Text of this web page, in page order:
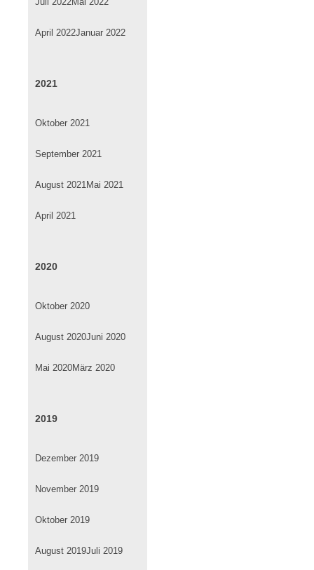
April 2022Januar 2022
2021
Oktober 2021
September 2021
August 2021Mai 2021
April 2021
2020
Oktober 2020
August 2020Juni 2020
Mai 2020März 2020
2019
Dezember 2019
November 2019
Oktober 2019
August 2019Juli 2019